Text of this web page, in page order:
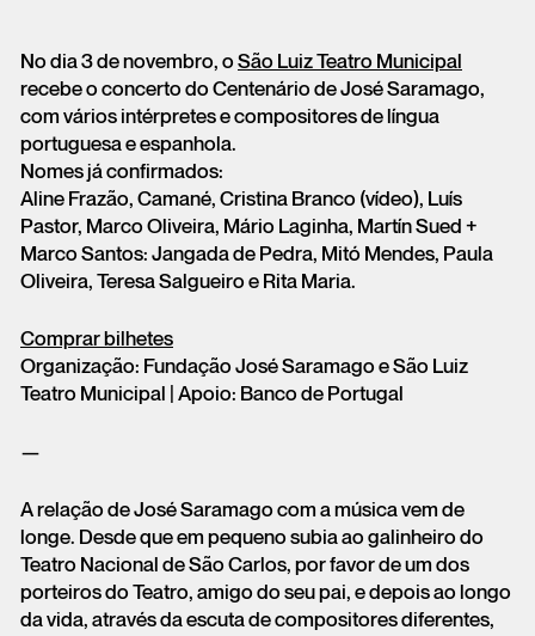
No dia 3 de novembro, o São Luiz Teatro Municipal
recebe o concerto do Centenário de José Saramago,
com vários intérpretes e compositores de língua
portuguesa e espanhola.
Nomes já confirmados:
Aline Frazão, Camané, Cristina Branco (vídeo), Luís
Pastor, Marco Oliveira, Mário Laginha, Martín Sued +
Marco Santos: Jangada de Pedra, Mitó Mendes, Paula
Oliveira, Teresa Salgueiro e Rita Maria.
Comprar bilhetes
Organização: Fundação José Saramago e São Luiz
Teatro Municipal | Apoio: Banco de Portugal
—
A relação de José Saramago com a música vem de
longe. Desde que em pequeno subia ao galinheiro do
Teatro Nacional de São Carlos, por favor de um dos
porteiros do Teatro, amigo do seu pai, e depois ao longo
da vida, através da escuta de compositores diferentes,